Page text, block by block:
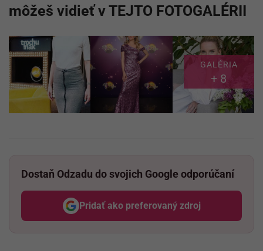
môžeš vidieť v TEJTO FOTOGALÉRII
GALÉRIA
+ 8
Dostaň Odzadu do svojich Google odporúčaní
Pridať ako preferovaný zdroj
Odzadu, odkaz sa otvorí v